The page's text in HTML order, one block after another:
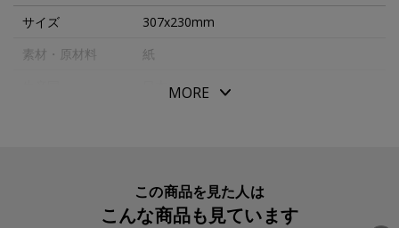
サイズ
307x230mm
素材・原材料
紙
MORE
この商品を見た人は
こんな商品も見ています